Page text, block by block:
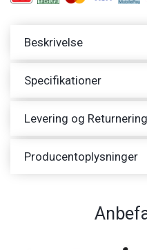
Beskrivelse
Specifikationer
Levering og Returnering
Producentoplysninger